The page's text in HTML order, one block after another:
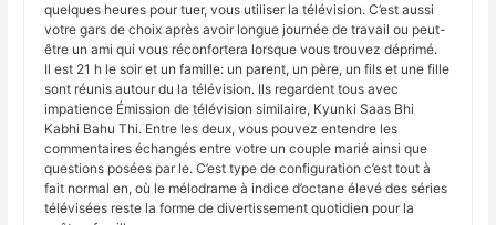
quelques heures pour tuer, vous utiliser la télévision. C’est aussi
votre gars de choix après avoir longue journée de travail ou peut-
être un ami qui vous réconfortera lorsque vous trouvez déprimé.
Il est 21 h le soir et un famille: un parent, un père, un fils et une fille
sont réunis autour du la télévision. Ils regardent tous avec
impatience Émission de télévision similaire, Kyunki Saas Bhi
Kabhi Bahu Thi. Entre les deux, vous pouvez entendre les
commentaires échangés entre votre un couple marié ainsi que
questions posées par le. C’est type de configuration c’est tout à
fait normal en, où le mélodrame à indice d’octane élevé des séries
télévisées reste la forme de divertissement quotidien pour la